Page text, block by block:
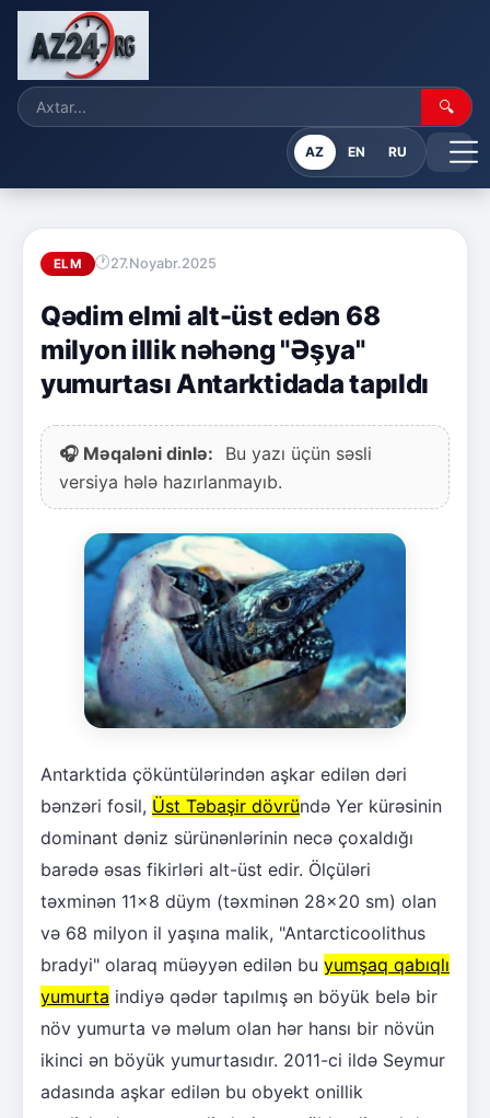
🔍
AZ EN RU
ELM 27.Noyabr.2025
Qədim elmi alt-üst edən 68
milyon illik nəhəng "Əşya"
yumurtası Antarktidada tapıldı
🎧 Məqaləni dinlə:
Bu yazı üçün səsli
versiya hələ hazırlanmayıb.
Antarktida çöküntülərindən aşkar edilən dəri
bənzəri fosil, Üst Təbaşir dövründə Yer kürəsinin
dominant dəniz sürünənlərinin necə çoxaldığı
barədə əsas fikirləri alt-üst edir. Ölçüləri
təxminən 11x8 düym (təxminən 28x20 sm) olan
və 68 milyon il yaşına malik, "Antarcticoolithus
bradyi" olaraq müəyyən edilən bu yumşaq qabıqlı
yumurta indiyə qədər tapılmış ən böyük belə bir
növ yumurta və məlum olan hər hansı bir növün
ikinci ən böyük yumurtasıdır. 2011-ci ildə Seymur
adasında aşkar edilən bu obyekt onillik